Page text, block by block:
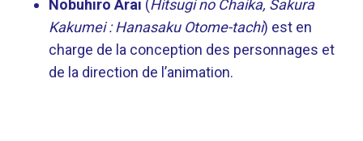
Nobuhiro Arai (Hitsugi no Chaika, Sakura
Kakumei : Hanasaku Otome-tachi) est en
charge de la conception des personnages et
de la direction de l’animation.